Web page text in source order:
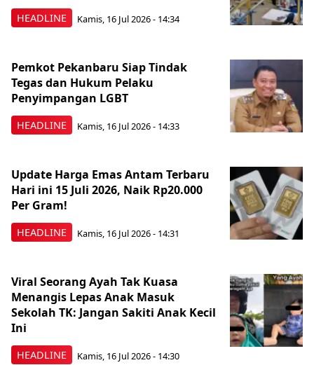
HEADLINE Kamis, 16 Jul 2026 - 14:34
HEADLINE
Pemkot Pekanbaru Siap Tindak
Tegas dan Hukum Pelaku
Penyimpangan LGBT
Kamis, 16 Jul 2026 - 14:33
HEADLINE
Update Harga Emas Antam Terbaru
Hari ini 15 Juli 2026, Naik Rp20.000
Per Gram!
Kamis, 16 Jul 2026 - 14:31
HEADLINE
Viral Seorang Ayah Tak Kuasa
Menangis Lepas Anak Masuk
Sekolah TK: Jangan Sakiti Anak Kecil
Ini
Kamis, 16 Jul 2026 - 14:30